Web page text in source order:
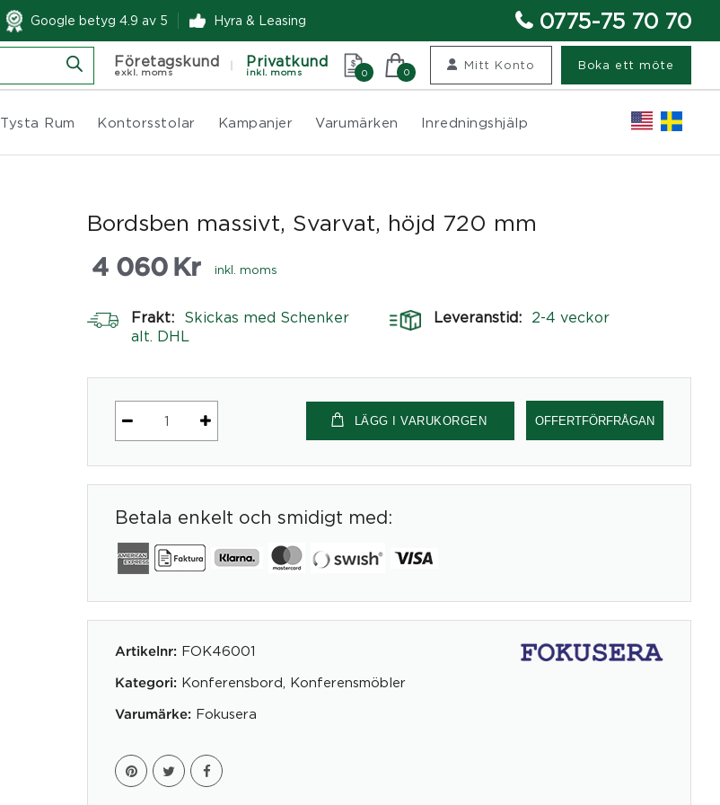
Google betyg 4.9 av 5 Hyra & Leasing 0775-75 70 70
Företagskund
exkl. moms
Privatkund
inkl. moms 0 0
Mitt Konto Boka ett möte
Tysta Rum Kontorsstolar Kampanjer Varumärken Inredningshjälp
Bordsben massivt, Svarvat, höjd 720 mm
4 060 Kr inkl. moms
Frakt:
Skickas med Schenker
alt. DHL
Leveranstid: 2-4 veckor
Bordsben
720
mängd
LÄGG I VARUKORGEN OFFERTFÖRFRÅGAN
Betala enkelt och smidigt med:
Artikelnr: FOK46001
Kategori: Konferensbord Konferensmöbler
Varumärke: Fokusera